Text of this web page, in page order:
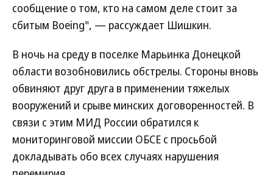
сообщение о том, кто на самом деле стоит за
сбитым Boeing", — рассуждает Шишкин.
В ночь на среду в поселке Марьинка Донецкой
области возобновились обстрелы. Стороны вновь
обвиняют друг друга в применении тяжелых
вооружений и срыве минских договоренностей. В
связи с этим МИД России обратился к
мониторинговой миссии ОБСЕ с просьбой
докладывать обо всех случаях нарушения